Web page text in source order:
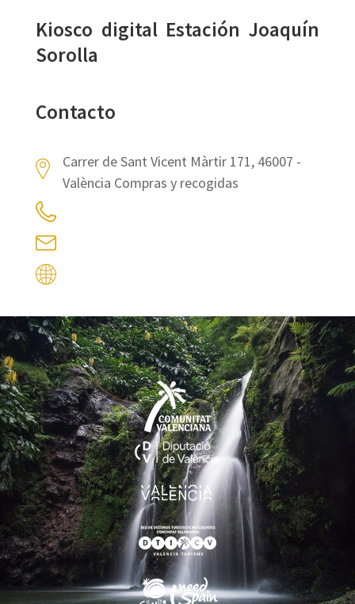
Kiosco digital Estación Joaquín
Sorolla
Contacto
Carrer de Sant Vicent Màrtir 171, 46007 -
València Compras y recogidas